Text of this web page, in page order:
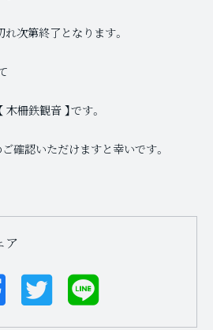
次第終了となります。
柵鉄観音 】です。
確認いただけますと幸いです。
ア